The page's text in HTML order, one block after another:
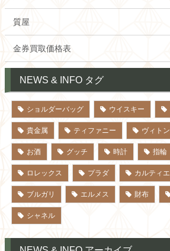
質屋
金券買取価格表
NEWS & INFO タグ
ショルダーバッグ ウイスキー
貴金属 ティファニー ヴィトン
お酒 グッチ 時計 指輪
ロレックス プラダ カルティエ
ブルガリ エルメス 財布
シャネル